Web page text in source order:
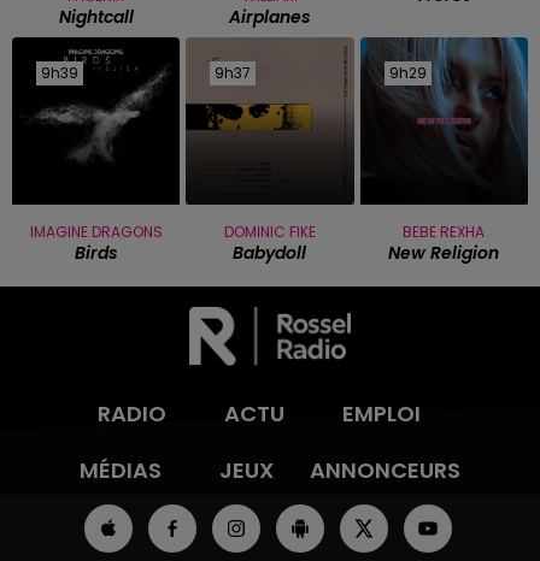
Nightcall Airplanes
9h39
9h39
IMAGINE DRAGONS
Birds
9h37
9h37
DOMINIC FIKE
Babydoll
9h29
9h29
BEBE REXHA
New Religion
RADIO ACTU
EMPLOI
MÉDIAS
JEUX ANNONCEURS